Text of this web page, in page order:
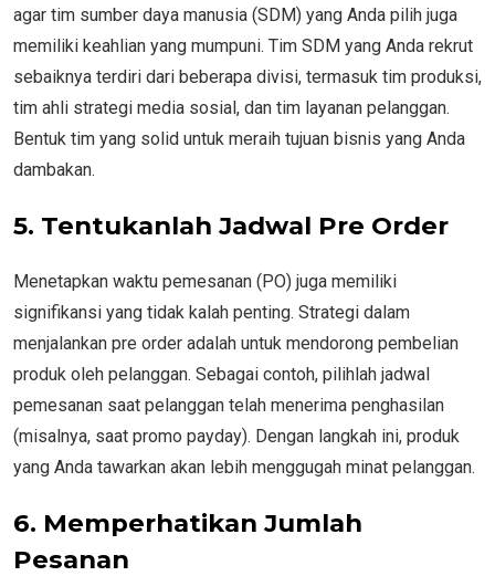
agar tim sumber daya manusia (SDM) yang Anda pilih juga
memiliki keahlian yang mumpuni. Tim SDM yang Anda rekrut
sebaiknya terdiri dari beberapa divisi, termasuk tim produksi,
tim ahli strategi media sosial, dan tim layanan pelanggan.
Bentuk tim yang solid untuk meraih tujuan bisnis yang Anda
dambakan.
5. Tentukanlah Jadwal Pre Order
Menetapkan waktu pemesanan (PO) juga memiliki
signifikansi yang tidak kalah penting. Strategi dalam
menjalankan pre order adalah untuk mendorong pembelian
produk oleh pelanggan. Sebagai contoh, pilihlah jadwal
pemesanan saat pelanggan telah menerima penghasilan
(misalnya, saat promo payday). Dengan langkah ini, produk
yang Anda tawarkan akan lebih menggugah minat pelanggan.
6. Memperhatikan Jumlah
Pesanan